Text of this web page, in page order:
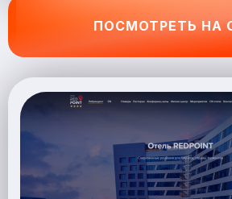
ПОСМОТРЕТЬ НА